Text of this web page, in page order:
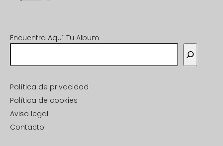
Encuentra Aquí Tu Album
Política de privacidad
Política de cookies
Aviso legal
Contacto